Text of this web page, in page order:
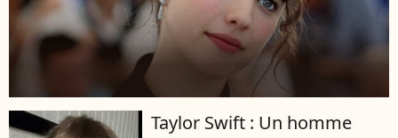
Taylor Swift : Un homme